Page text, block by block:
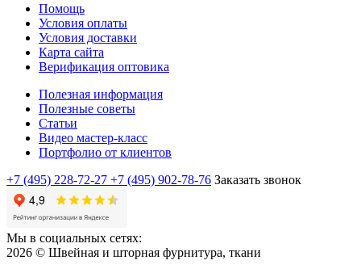
Помощь
Условия оплаты
Условия доставки
Карта сайта
Верификация оптовика
Полезная информация
Полезные советы
Статьи
Видео мастер-класс
Портфолио от клиентов
+7 (495) 228-72-27 +7 (495) 902-78-76 Заказать звонок
Мы в социальных сетях:
2026 © Швейная и шторная фурнитура, ткани